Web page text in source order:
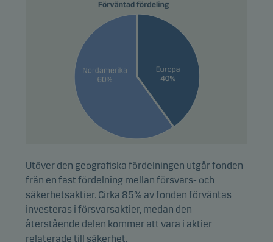
Utöver den geografiska fördelningen utgår fonden
från en fast fördelning mellan försvars- och
säkerhetsaktier. Cirka 85% av fonden förväntas
investeras i försvarsaktier, medan den
återstående delen kommer att vara i aktier
relaterade till säkerhet.